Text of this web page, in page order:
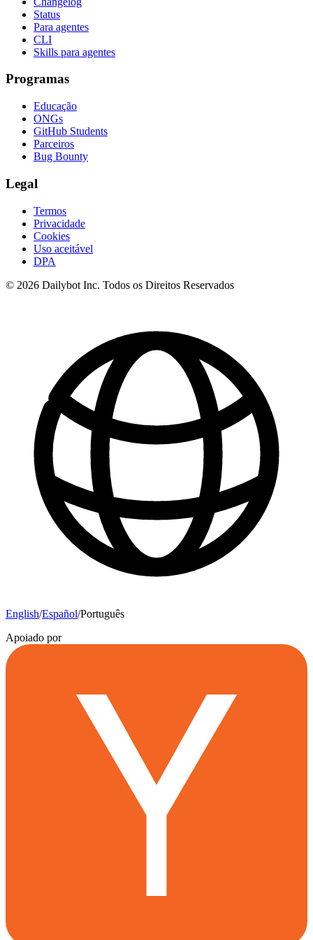
Status
Para agentes
CLI
Skills para agentes
Programas
Educação
ONGs
GitHub Students
Parceiros
Bug Bounty
Legal
Termos
Privacidade
Cookies
Uso aceitável
DPA
© 2026 Dailybot Inc. Todos os Direitos Reservados
English/Español/Português
Apoiado por